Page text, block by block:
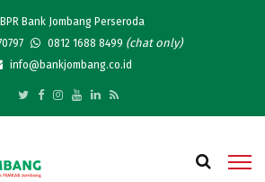
BPR Bank Jombang Perseroda
0812 1688 8499 (chat only)
info@bankjombang.co.id